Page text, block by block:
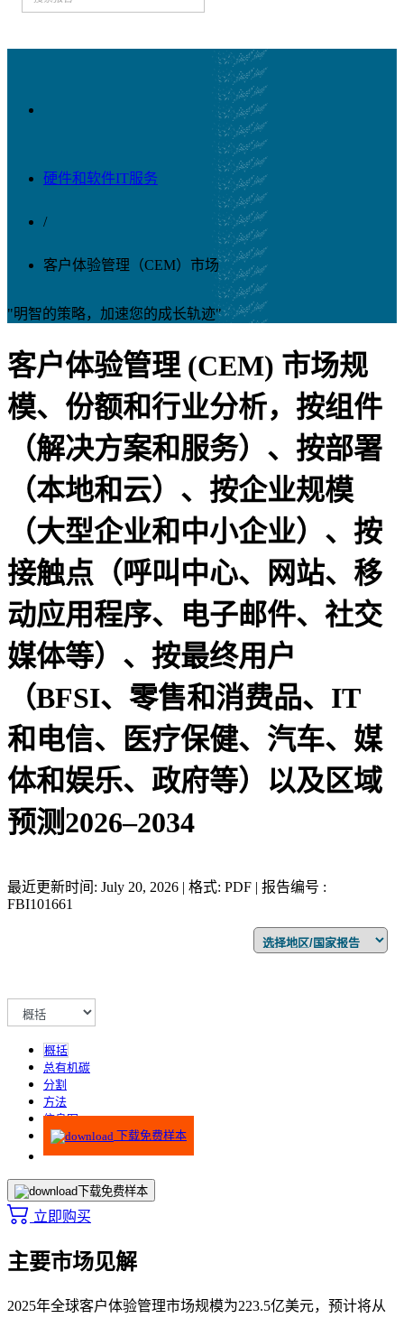
硬件和软件IT服务
/
客户体验管理（CEM）市场
"明智的策略，加速您的成长轨迹"
客户体验管理 (CEM) 市场规
模、份额和行业分析，按组件
（解决方案和服务）、按部署
（本地和云）、按企业规模
（大型企业和中小企业）、按
接触点（呼叫中心、网站、移
动应用程序、电子邮件、社交
媒体等）、按最终用户
（BFSI、零售和消费品、IT
和电信、医疗保健、汽车、媒
体和娱乐、政府等）以及区域
预测2026–2034
最近更新时间: July 20, 2026 | 格式: PDF | 报告编号 :
FBI101661
概括
总有机碳
分割
方法
信息图
下载免费样本
下载免费样本
立即购买
主要市场见解
2025年全球客户体验管理市场规模为223.5亿美元，预计将从